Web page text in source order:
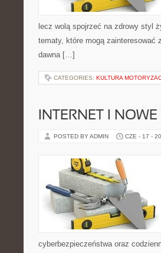
lecz wolą spojrzeć na zdrowy styl
tematy, które mogą zainteresować
dawna […]
CATEGORIES: KULTURA
INTERNET I
POSTED BY ADMIN CZE - 17 -
cyberbezpieczeństwa oraz